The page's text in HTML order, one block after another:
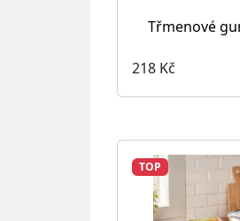
Třmenové
218 Kč
TOP